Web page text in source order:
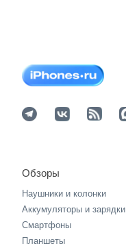
Обзоры
Наушники и колонки
Аккумуляторы и зарядки
Смартфоны
Планшеты